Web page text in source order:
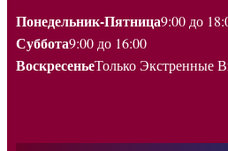
Понедельник-Пятница9:00 до
Суббота9:00 до 16:00
ВоскресеньеТолько Экстренные